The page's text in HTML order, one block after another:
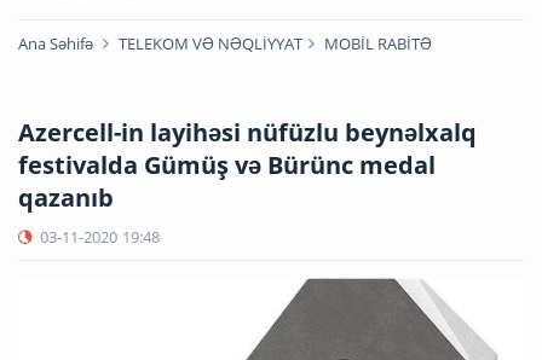
Ana Səhifə TELEKOM VƏ NƏQLİYYAT MOBİL RABİTƏ
Azercell-in layihəsi nüfüzlu beynəlxalq
festivalda Gümüş və Bürünc medal
qazanıb
03-11-2020 19:48